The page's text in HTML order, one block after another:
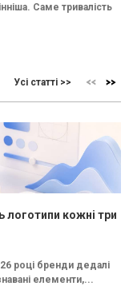
Саме тривалість
Усі статті >>
логотипи кожні три
році бренди дедалі
елементи,...